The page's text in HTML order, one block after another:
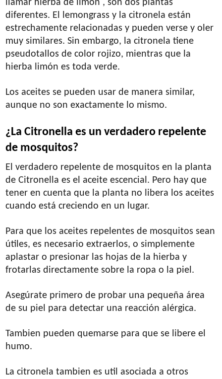
llamar hierba de limón , son dos plantas
diferentes. El lemongrass y la citronela están
estrechamente relacionadas y pueden verse y oler
muy similares. Sin embargo, la citronela tiene
pseudotallos de color rojizo, mientras que la
hierba limón es toda verde.
Los aceites se pueden usar de manera similar,
aunque no son exactamente lo mismo.
¿La Citronella es un verdadero repelente
de mosquitos?
El verdadero repelente de mosquitos en la planta
de Citronella es el aceite escencial. Pero hay que
tener en cuenta que la planta no libera los aceites
cuando está creciendo en un lugar.
Para que los aceites repelentes de mosquitos sean
útiles, es necesario extraerlos, o simplemente
aplastar o presionar las hojas de la hierba y
frotarlas directamente sobre la ropa o la piel.
Asegúrate primero de probar una pequeña área
de su piel para detectar una reacción alérgica.
Tambien pueden quemarse para que se libere el
humo.
La citronela tambien es util asociada a otros